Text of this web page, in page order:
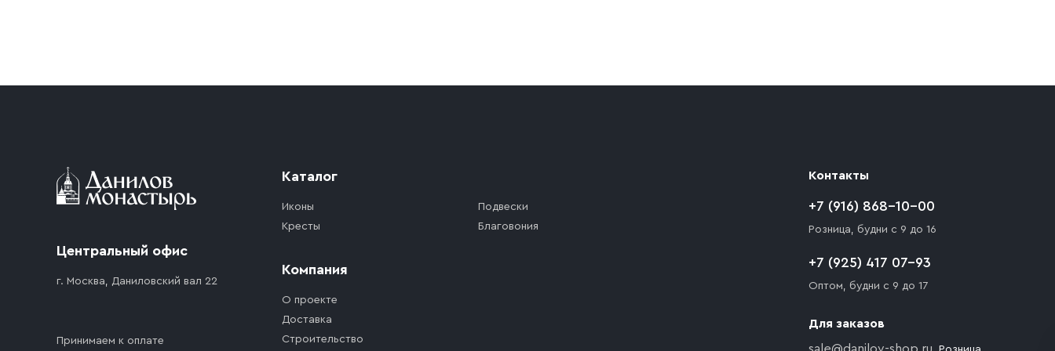
доставка осуществляется до ближайшего места, которое максимально близко к месту запланированной разгрузки товара и не нарушает правила
Центральный офис
г. Москва, Даниловский вал 22
Принимаем к оплате
Каталог
Иконы
Кресты
Подвески
Благовония
Компания
О проекте
Доставка
Строительство
Контакты
+7 (916) 868-10-00
Розница, будни с 9 до 16
+7 (925) 417 07-93
Оптом, будни с 9 до 17
Для заказов